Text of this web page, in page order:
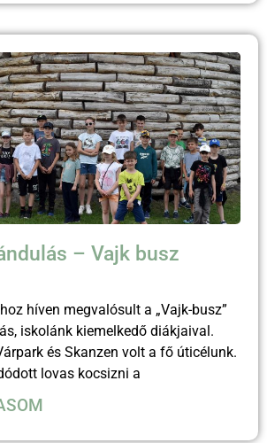
– Vajk busz
híven megvalósult a „Vajk-busz”
iskolánk kiemelkedő diákjaival.
és Skanzen volt a fő úticélunk.
lovas kocsizni a